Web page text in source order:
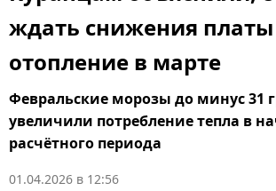
ждать снижения платы
отопление в марте
Февральские морозы до минус 31
увеличили потребление тепла в
расчётного периода
01.04.2026 в 12:56